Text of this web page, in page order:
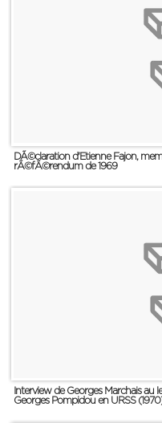
DÃ©claration d'Etienne Fajon,
rÃ©fÃ©rendum de 1969
Interview de Georges Marchais
Georges Pompidou en URSS